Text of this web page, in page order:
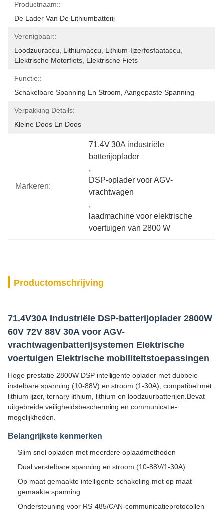
Productnaam::
De Lader Van De Lithiumbatterij
Verenigbaar::
Loodzuuraccu, Lithiumaccu, Lithium-Ijzerfosfaataccu,
Elektrische Motorfiets, Elektrische Fiets
Functie::
Schakelbare Spanning En Stroom, Aangepaste Spanning
Verpakking Details:
Kleine Doos En Doos
Markeren:
71.4V 30A industriële
batterijoplader
,
DSP-oplader voor AGV-
vrachtwagen
,
laadmachine voor elektrische
voertuigen van 2800 W
Productomschrijving
71.4V30A Industriële DSP-batterijoplader 2800W
60V 72V 88V 30A voor AGV-
vrachtwagenbatterijsystemen Elektrische
voertuigen Elektrische mobiliteitstoepassingen
Hoge prestatie 2800W DSP intelligente oplader met dubbele
instelbare spanning (10-88V) en stroom (1-30A), compatibel met
lithium ijzer, ternary lithium, lithium en loodzuurbatterijen.Bevat
uitgebreide veiligheidsbescherming en communicatie-
mogelijkheden.
Belangrijkste kenmerken
Slim snel opladen met meerdere oplaadmethoden
Dual verstelbare spanning en stroom (10-88V/1-30A)
Op maat gemaakte intelligente schakeling met op maat
gemaakte spanning
Ondersteuning voor RS-485/CAN-communicatieprotocollen